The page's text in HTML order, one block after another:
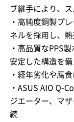
ブ継手により、
・高純度銅製プ
ネルを採用し、
・高品質なPPS
安定した構造を
・経年劣化や腐
・ASUS AIO Q-
ジエーター、マ
続